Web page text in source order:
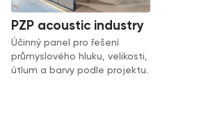
PZP acoustic industry
Účinný panel pro řešení
průmyslového hluku, velikosti,
útlum a barvy podle projektu.